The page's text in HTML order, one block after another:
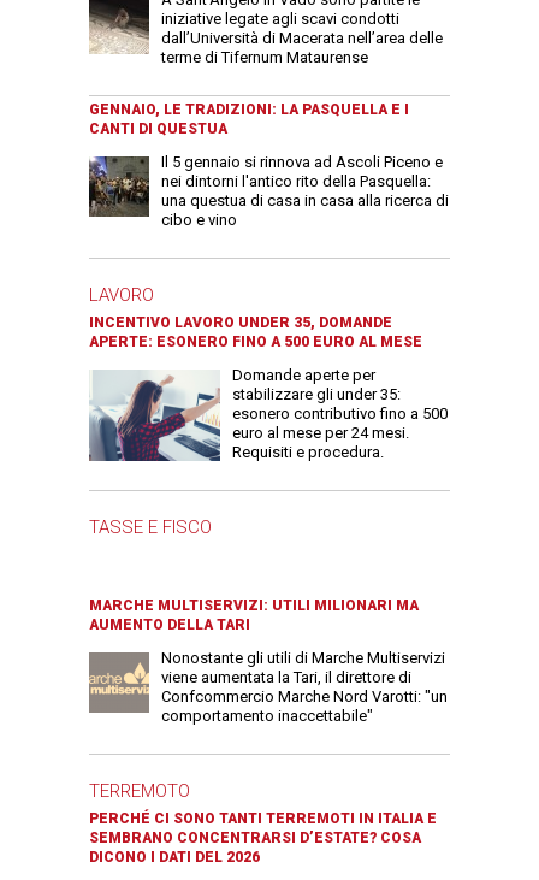
iniziative legate agli scavi condotti
dall’Università di Macerata nell’area delle
terme di Tifernum Mataurense
GENNAIO, LE TRADIZIONI: LA PASQUELLA E I
CANTI DI QUESTUA
Il 5 gennaio si rinnova ad Ascoli Piceno e
nei dintorni l'antico rito della Pasquella:
una questua di casa in casa alla ricerca di
cibo e vino
LAVORO
INCENTIVO LAVORO UNDER 35, DOMANDE
APERTE: ESONERO FINO A 500 EURO AL MESE
Domande aperte per
stabilizzare gli under 35:
esonero contributivo fino a 500
euro al mese per 24 mesi.
Requisiti e procedura.
TASSE E FISCO
MARCHE MULTISERVIZI: UTILI MILIONARI MA
AUMENTO DELLA TARI
Nonostante gli utili di Marche Multiservizi
viene aumentata la Tari, il direttore di
Confcommercio Marche Nord Varotti: "un
comportamento inaccettabile"
TERREMOTO
PERCHÉ CI SONO TANTI TERREMOTI IN ITALIA E
SEMBRANO CONCENTRARSI D’ESTATE? COSA
DICONO I DATI DEL 2026